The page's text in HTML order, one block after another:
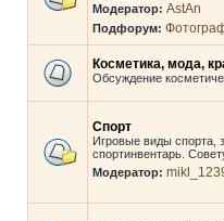
Модератор: AstAn
Подфорум:
Косметика, мода,
Обсуждение
Спорт
Игровые виды спорта,
спортинвентарь.
Модератор: